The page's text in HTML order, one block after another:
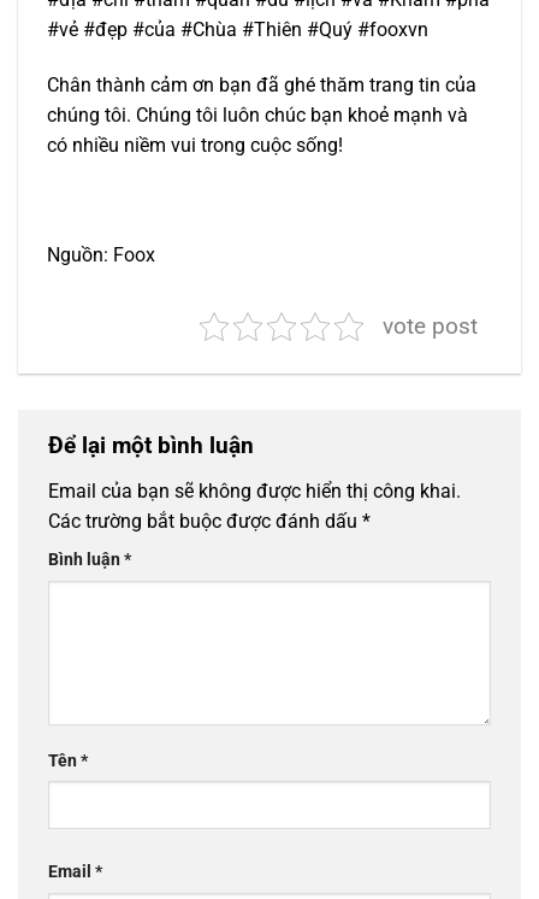
#vẻ #đẹp #của #Chùa #Thiên #Quý #fooxvn
Chân thành cảm ơn bạn đã ghé thăm trang tin của
chúng tôi. Chúng tôi luôn chúc bạn khoẻ mạnh và
có nhiều niềm vui trong cuộc sống!
Nguồn: Foox
vote post
Để lại một bình luận
Email của bạn sẽ không được hiển thị công khai.
Các trường bắt buộc được đánh dấu *
Bình luận*
Tên*
Email *